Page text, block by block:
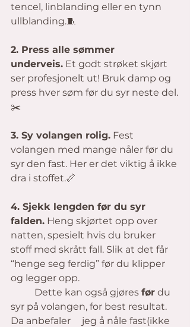
tencel, linblanding eller en tynn
ullblanding.🧵
2. Press alle sømmer
underveis. Et godt strøket skjørt
ser profesjonelt ut! Bruk damp og
press hver søm før du syr neste del.
✂️
3. Sy volangen rolig. Fest
volangen med mange nåler før du
syr den fast. Her er det viktig å ikke
dra i stoffet.📏
4. Sjekk lengden før du syr
falden. Heng skjørtet opp over
natten, spesielt hvis du bruker
stoff med skrått fall. Slik at det får
“henge seg ferdig” før du klipper
og legger opp.
	Dette kan også gjøres
før du
syr på volangen, for best resultat.
Da anbefaler 	jeg å nåle fast(ikke